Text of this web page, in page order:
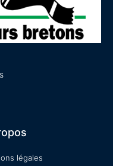
légales